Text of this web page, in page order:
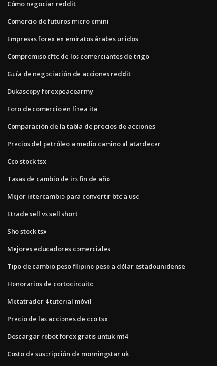
Cómo negociar reddit
Comercio de futuros micro emini
Empresas forex en emiratos árabes unidos
Compromiso cftc de los comerciantes de trigo
Guía de negociación de acciones reddit
Dukascopy forexpeacearmy
Foro de comercio en línea ita
Comparación de la tabla de precios de acciones
Precios del petróleo a medio camino al atardecer
Cco stock tsx
Tasas de cambio de irs fin de año
Mejor intercambio para convertir btc a usd
Etrade sell vs sell short
Sho stock tsx
Mejores educadores comerciales
Tipo de cambio peso filipino peso a dólar estadounidense
Honorarios de cortocircuito
Metatrader 4 tutorial móvil
Precio de las acciones de cco tsx
Descargar robot forex gratis untuk mt4
Costo de suscripción de morningstar uk